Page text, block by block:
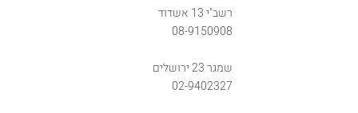
רשב"י 13 אשדוד
08-9150908
שמגר 23 ירושלים
02-9402327